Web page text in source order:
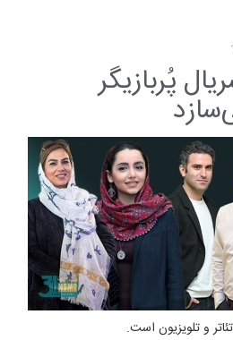
پُربازیگر
و تلویزیون است.